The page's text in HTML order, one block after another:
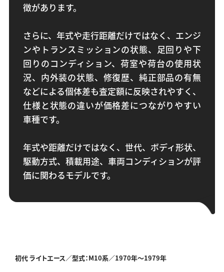
初代 ライトエース／型式：M10系／1970年～1979年
徴があります。
さらに、年式や走行距離だけではなく、エンジ
ンやトランスミッションの状態、足回りや下
回りのコンディション、荷室や荷台の使用状
況、内外装の状態、修復歴、純正部品の有無
などによる個体差も査定額に反映されやすく、
仕様と状態の違いが価格差につながりやすい
車種です。
年式や距離だけではなく、世代、ボディ形状、
駆動方式、積載用途、車両コンディションが評
価に関わるモデルです。